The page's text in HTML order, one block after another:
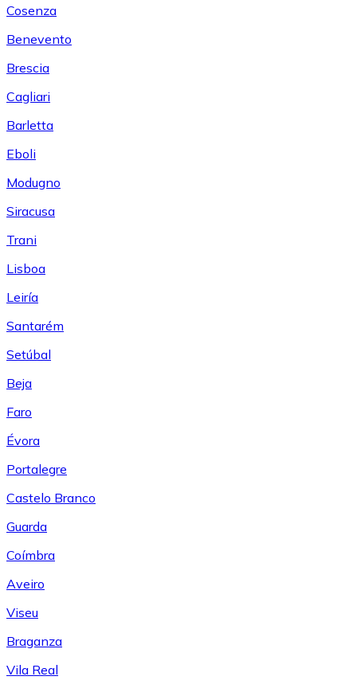
Cosenza
Benevento
Brescia
Cagliari
Barletta
Eboli
Modugno
Siracusa
Trani
Lisboa
Leiría
Santarém
Setúbal
Beja
Faro
Évora
Portalegre
Castelo Branco
Guarda
Coímbra
Aveiro
Viseu
Braganza
Vila Real